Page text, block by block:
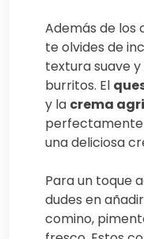
Además de los
te olvides de
textura suave
burritos. El
y la crema
perfectamente
una deliciosa
Para un toque
dudes en añadir
comino,